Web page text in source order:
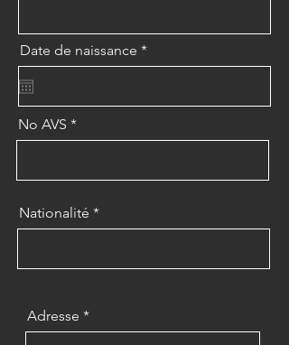
Date de naissance *r
e
i
e
No AVS
Nationalité
Adresse